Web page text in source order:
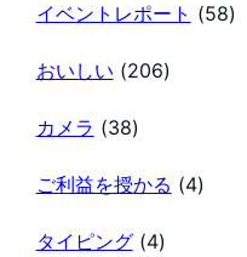
イベントレポート (58)
おいしい (206)
カメラ (38)
ご利益を授かる (4)
タイピング(4)